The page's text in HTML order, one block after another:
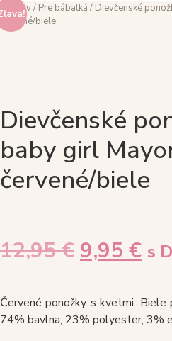
Domov/ Pre bábätká / Dievčenské
červené/biele
Dievčenské
baby girl
červené/biele
12,95€ Pôvodná
bola:
9,95 €
je:
s
Červené ponožky s kvetmi. Biele
74% bavlna, 23% polyester, 3%